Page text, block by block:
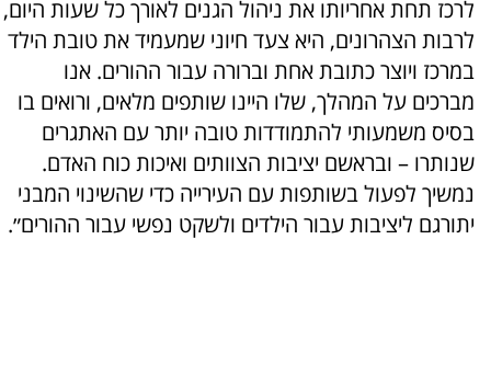
לרכז תחת אחריותו את ניהול הגנים לאורך כל שעות היום,
לרבות הצהרונים, היא צעד חיוני שמעמיד את טובת הילד
במרכז ויוצר כתובת אחת וברורה עבור ההורים. אנו
מברכים על המהלך, שלו היינו שותפים מלאים, ורואים בו
בסיס משמעותי להתמודדות טובה יותר עם האתגרים
שנותרו – ובראשם יציבות הצוותים ואיכות כוח האדם.
נמשיך לפעול בשותפות עם העירייה כדי שהשינוי המבני
יתורגם ליציבות עבור הילדים ולשקט נפשי עבור ההורים״.